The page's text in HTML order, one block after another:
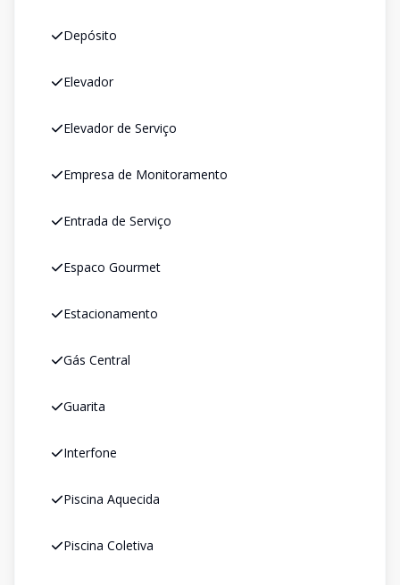
Depósito
Elevador
Elevador de Serviço
Empresa de Monitoramento
Entrada de Serviço
Espaco Gourmet
Estacionamento
Gás Central
Guarita
Interfone
Piscina Aquecida
Piscina Coletiva